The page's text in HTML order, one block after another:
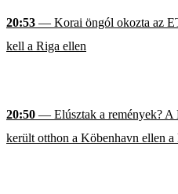
20:53 — Korai öngól okozta az
kell a Riga ellen
20:50 — Elúsztak a remények? A
került otthon a Köbenhavn ellen a